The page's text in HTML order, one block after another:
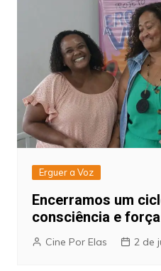
Erguer a Voz
Encerramos um
consciência e
Cine Por Elas 2 de